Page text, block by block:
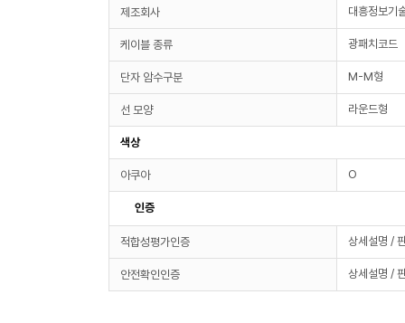
제조회사 대흥정보기
케이블 종류 광패치코드
단자 암수구분 M-M형
선 모양 라운드형
색상
아쿠아 O
인증
적합성평가인증 상세설명 /
안전확인인증 상세설명 /